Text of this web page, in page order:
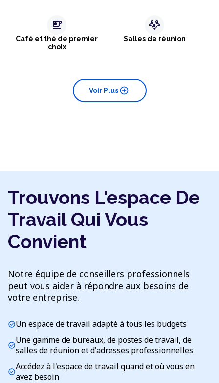
emoji_food_beverage
Café et thé de premier
choix
adaptive_audio_mic
Salles de réunion
add_circle
Voir Plus
Trouvons L'espace De
Travail Qui Vous
Convient
Notre équipe de conseillers professionnels
peut vous aider à répondre aux besoins de
votre entreprise.
check_circleUn espace de travail adapté à tous les budgets
check_circleUne gamme de bureaux, de postes de travail, de
salles de réunion et d'adresses professionnelles
check_circleAccédez à l'espace de travail quand et où vous en
avez besoin